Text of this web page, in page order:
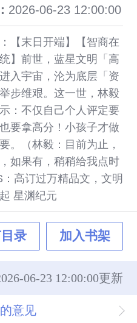
2026-06-23 12:00:00
【末日开端】【智商在
】前世，蓝星文明「高
入宇宙，沦为底层「资
步维艰。这一世，林毅
：不仅自己个人评定要
要拿高分！小孩子才做
。（林毅：目前为止，
如果有，稍稍给我点时
高订过万精品文，文明
星渊纪元
录 加入书架
06-23 12:00:00更新
意见